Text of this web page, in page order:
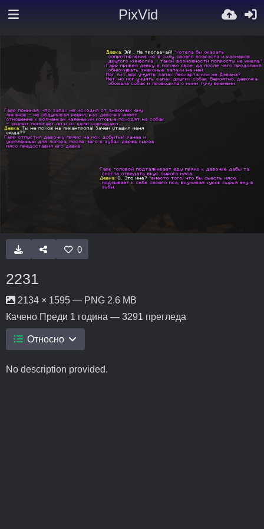
PixVid
0
2231
2134 × 1595 — PNG 2.6 MB
Качено Преди 1 година — 3291 прегледа
Относно
No description provided.